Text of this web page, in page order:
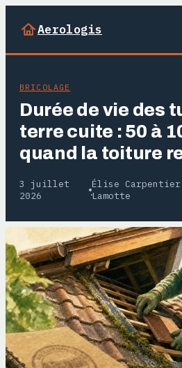
Aerologis
BRICOLAGE
Durée de vie des
terre cuite : 50 à
quand la toiture
3 juillet
2026
·
Élise
Lamotte